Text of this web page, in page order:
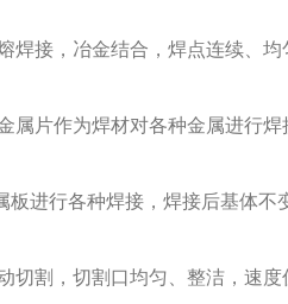
接，冶金结合，焊点连续、均
片作为焊材对各种金属进行焊
进行各种焊接，焊接后基体不
割，切割口均匀、整洁，速度